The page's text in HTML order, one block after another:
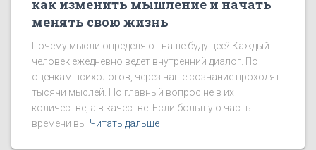
как изменить мышление и начать
менять свою жизнь
Почему мысли определяют наше будущее? Каждый
человек ежедневно ведет внутренний диалог. По
оценкам психологов, через наше сознание проходят
тысячи мыслей. Но главный вопрос не в их
количестве, а в качестве. Если большую часть
времени вы Читать дальше